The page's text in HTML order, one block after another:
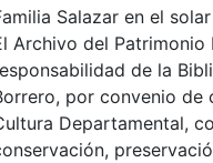
Salazar en el
Archivo del
de la
por convenio de
Departamental,